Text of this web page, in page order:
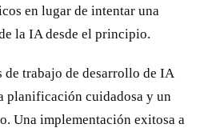
en lugar de intentar una
la IA desde el principio.
trabajo de desarrollo de IA
planificación cuidadosa y un
Una implementación exitosa a